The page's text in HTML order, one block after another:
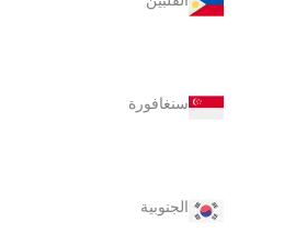
سنغافورة
الجنوبية